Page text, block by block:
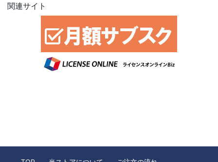
関連サイト